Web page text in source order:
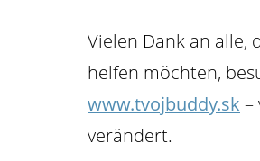
Vielen Dank an alle,
helfen möchten,
www.tvojbuddy.sk –
verändert.